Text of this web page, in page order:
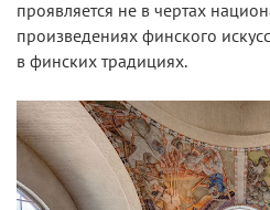
проявляется не в чертах
произведениях финского
в финских традициях.